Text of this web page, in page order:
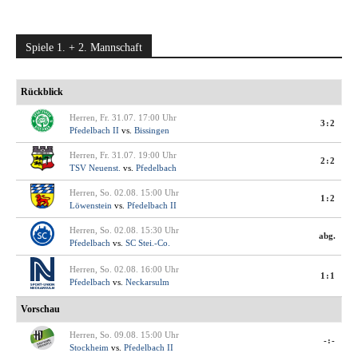
Spiele 1. + 2. Mannschaft
Rückblick
Herren, Fr. 31.07. 17:00 Uhr
Pfedelbach II vs. Bissingen
3:2
Herren, Fr. 31.07. 19:00 Uhr
TSV Neuenst. vs. Pfedelbach
2:2
Herren, So. 02.08. 15:00 Uhr
Löwenstein vs. Pfedelbach II
1:2
Herren, So. 02.08. 15:30 Uhr
Pfedelbach vs. SC Stei.-Co.
abg.
Herren, So. 02.08. 16:00 Uhr
Pfedelbach vs. Neckarsulm
1:1
Vorschau
Herren, So. 09.08. 15:00 Uhr
Stockheim vs. Pfedelbach II
-:-